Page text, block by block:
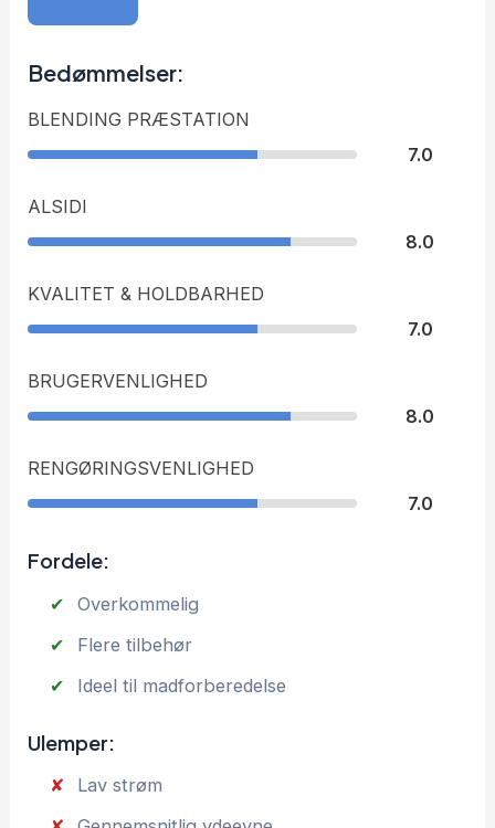
Bedømmelser:
BLENDING PRÆSTATION
7.0
ALSIDI
8.0
KVALITET & HOLDBARHED
7.0
BRUGERVENLIGHED
8.0
RENGØRINGSVENLIGHED
7.0
Fordele:
Overkommelig
Flere tilbehør
Ideel til madforberedelse
Ulemper:
Lav strøm